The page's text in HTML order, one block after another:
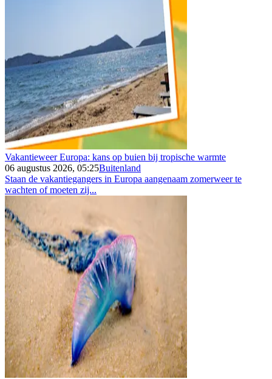
Vakantieweer Europa: kans op buien bij tropische warmte
06 augustus 2026, 05:25Buitenland
Staan de vakantiegangers in Europa aangenaam zomerweer te
wachten of moeten zij...